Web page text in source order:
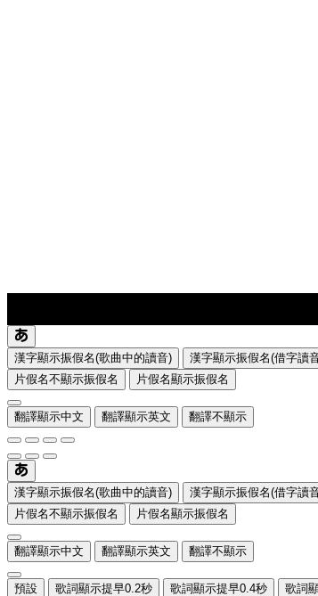
漢字顯示振假名(歌曲中的讀音) 漢字顯示振假名(借字讀
片假名不顯示振假名
片假名顯示振假名
翻譯顯示中文 翻譯顯示英文 翻譯不顯示
漢字顯示振假名(歌曲中的讀音) 漢字顯示振假名(借字讀
片假名不顯示振假名
片假名顯示振假名
翻譯顯示中文 翻譯顯示英文 翻譯不顯示
預設 歌詞顯示提早0.2秒 歌詞顯示提早0.4秒 歌詞